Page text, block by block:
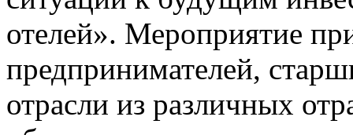
отелей». Мероприятие
предпринимателей,
отрасли из различных